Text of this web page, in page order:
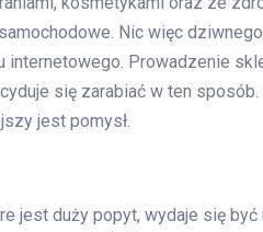
Nic więc
Prowadzenie
się zarabiać w ten
jest pomysł.
jest duży popyt, wydaje się